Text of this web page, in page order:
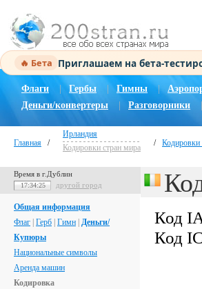
🔥 Бета Приглашаем на бета-
Флаги Гербы Гимны |
Деньги/конвертеры
Разговорники
Главная /
Ирландия
Кодировки стран мира
/ Кодировки
Время в г.Дублин
17:34:25 другой город
Общая информация
Флаг Герб Гимн Деньги/
Купюры
Национальные символы
Аренда машин
Кодировка
Код
Код